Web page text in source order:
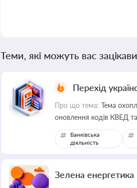
Теми, які можуть вас
Перехід
Про що тема: Тема
оновлення кодів КВЕД
Банківська
діяльність
Зелена енергетика